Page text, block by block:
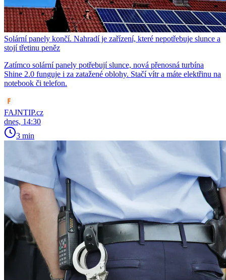
Solární panely končí. Nahradí je zařízení, které nepotřebuje slunce a
stojí třetinu peněz
Zatímco solární panely potřebují slunce, nová přenosná turbína
Shine 2.0 funguje i za zatažené oblohy. Stačí vítr a máte elektřinu na
notebook či telefon.
FAJNTIP.cz
dnes, 14:30
3 min